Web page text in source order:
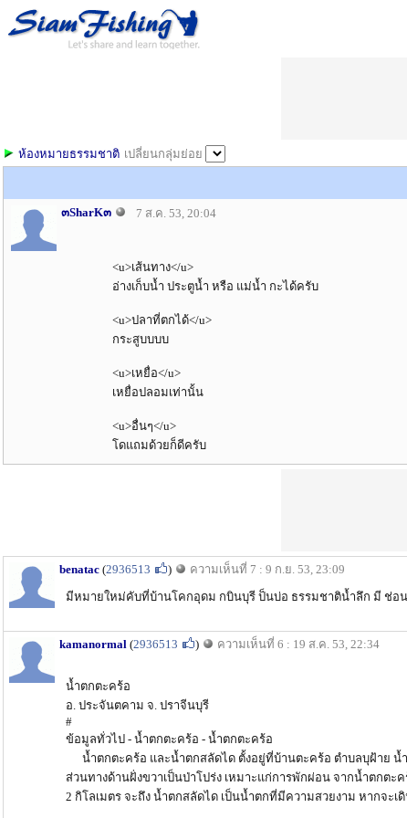
เปลี่ยนกลุ่มย่อย
ห้องหมายธรรมชาติ
๓SharK๓ 7 ส.ค. 53, 20:04
<u>เส้นทาง</u>
อ่างเก็บน้ำ ประตูน้ำ หรือ แม่น้ำ กะได้ครับ
<u>ปลาที่ตกได้</u>
กระสูบบบบ
<u>เหยื่อ</u>
เหยื่อปลอมเท่านั้น
<u>อื่นๆ</u>
โดแถมด้วยก็ดีครับ
benatac (2936513 ) ความเห็นที่ 7 : 9 ก.ย. 53, 23:09
มีหมายใหม่คับที่บ้านโคกอุดม กบินบุรี ป็นบ่อ ธรรมชาติน้ำลึก มี ช่อ
kamanormal (2936513 ) ความเห็นที่ 6 : 19 ส.ค. 53, 22:34
น้ำตกตะคร้อ
อ. ประจันตคาม จ. ปราจีนบุรี
#
ข้อมูลทั่วไป - น้ำตกตะคร้อ - น้ำตกตะคร้อ
น้ำตกตะคร้อ และน้ำตกสลัดได ตั้งอยู่ที่บ้านตะคร้อ ตำบลบุฝ้าย น้
ส่วนทางด้านฝั่งขวาเป็นป่าโปร่ง เหมาะแก่การพักผ่อน จากน้ำตกตะ
2 กิโลเมตร จะถึง น้ำตกสลัดได เป็นน้ำตกที่มีความสวยงาม หากจ